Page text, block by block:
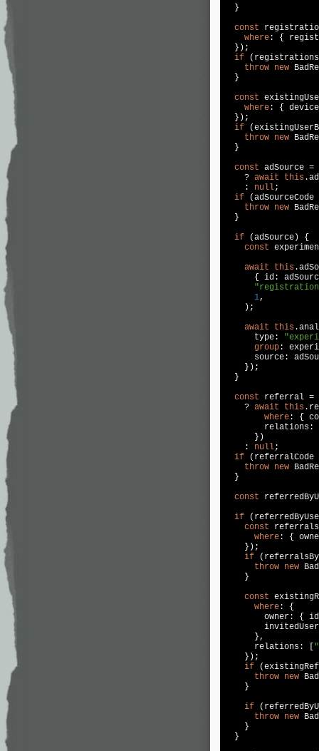
  }
const
where: {
  });
if
throw new
  }
const
where: {
  });
if
throw new
  }
const adSource =
    ?
await this
    :
null;
if
throw new
  }
if (adSource) {
const
await
this
{ id:
1,
    );
await
this
      type:
group:
source:
    });
  }
const referral =
    ?
await this
where: {
relations:
      })
    :
null;
if
throw new
  }
const
if
const
where: {
    });
if
throw new
    }
const
where: {
owner: {
      },
      relations: [
    });
if
throw new
    }
if
throw new
    }
  }